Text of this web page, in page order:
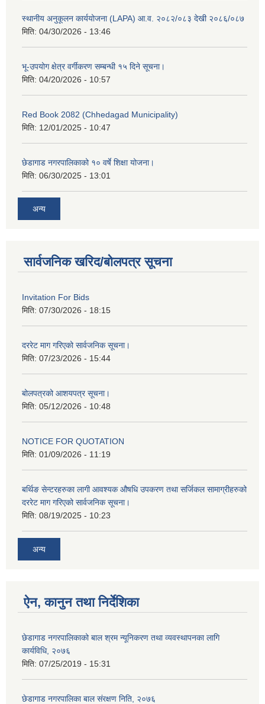
स्थानीय अनुकूलन कार्ययोजना (LAPA) आ.व. २०८२/०८३ देखी २०८६/०८७
मिति: 04/30/2026 - 13:46
भू-उपयोग क्षेत्र वर्गीकरण सम्बन्धी १५ दिने सूचना।
मिति: 04/20/2026 - 10:57
Red Book 2082 (Chhedagad Municipality)
मिति: 12/01/2025 - 10:47
छेडागाड नगरपालिकाको १० वर्षे शिक्षा योजना।
मिति: 06/30/2025 - 13:01
अन्य
सार्वजनिक खरिद/बोलपत्र सूचना
Invitation For Bids
मिति: 07/30/2026 - 18:15
दररेट माग गरिएको सार्वजनिक सूचना।
मिति: 07/23/2026 - 15:44
बोलपत्रको आशयपत्र सूचना।
मिति: 05/12/2026 - 10:48
NOTICE FOR QUOTATION
मिति: 01/09/2026 - 11:19
बर्थिङ सेन्टरहरुका लागी आवश्यक औषधि उपकरण तथा सर्जिकल सामाग्रीहरुको
दररेट माग गरिएको सार्वजनिक सूचना।
मिति: 08/19/2025 - 10:23
अन्य
ऐन, कानुन तथा निर्देशिका
छेडागाड नगरपालिकाको बाल श्रम न्यूनिकरण तथा व्यवस्थापनका लागि
कार्यविधि, २०७६
मिति: 07/25/2019 - 15:31
छेडागाड नगरपालिका बाल संरक्षण निति, २०७६